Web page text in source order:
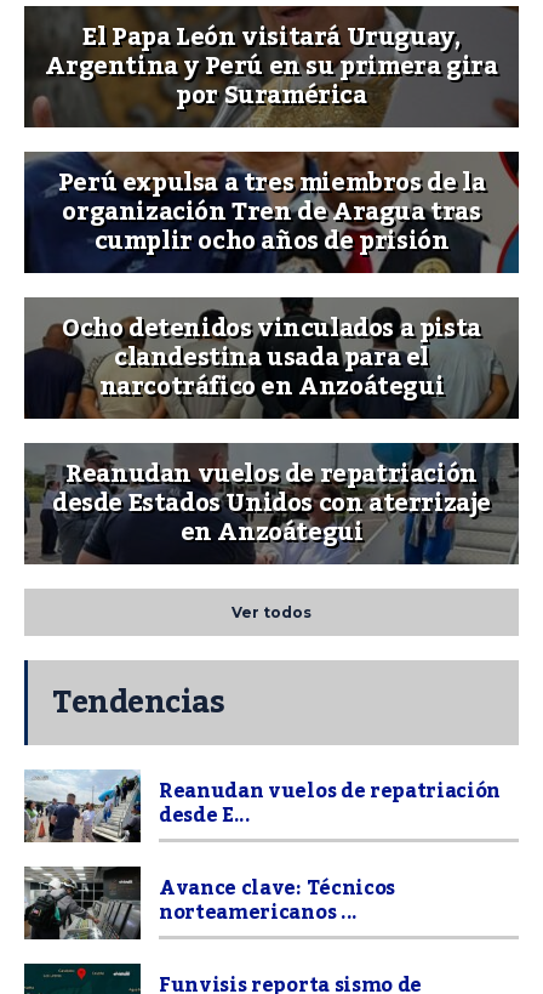
El Papa León visitará Uruguay,
Argentina y Perú en su primera gira
por Suramérica
Perú expulsa a tres miembros de la
organización Tren de Aragua tras
cumplir ocho años de prisión
Ocho detenidos vinculados a pista
clandestina usada para el
narcotráfico en Anzoátegui
Reanudan vuelos de repatriación
desde Estados Unidos con aterrizaje
en Anzoátegui
Ver todos
Tendencias
Reanudan vuelos de repatriación
desde E...
Avance clave: Técnicos
norteamericanos ...
Funvisis reporta sismo de